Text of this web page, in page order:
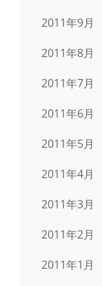
2011年9月
2011年8月
2011年7月
2011年6月
2011年5月
2011年4月
2011年3月
2011年2月
2011年1月